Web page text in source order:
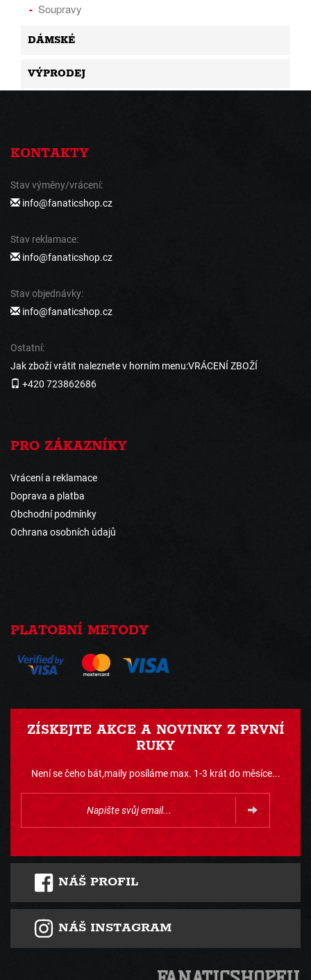
Soupravy
DÁMSKÉ
VÝPRODEJ
KONTAKTY
Stav výměny/vrácení:
info@fanaticshop.cz
Stav reklamace:
info@fanaticshop.cz
Stav objednávky:
info@fanaticshop.cz
Ostatní:
Jak zboží vrátit naleznete v horním menu:VRÁCENÍ ZBOŽÍ
+420 723862686
PRO ZÁKAZNÍKY
Vrácení a reklamace
Doprava a platba
Obchodní podmínky
Ochrana osobních údajů
PLATOBNÍ METODY
ZÍSKEJTE AKCE A NOVINKY Z PRVNÍ
RUKY
Není se čeho bát,maily posíláme max. 1-3 krát do měsíce...
NÁŠ PROFIL
NÁŠ INSTAGRAM